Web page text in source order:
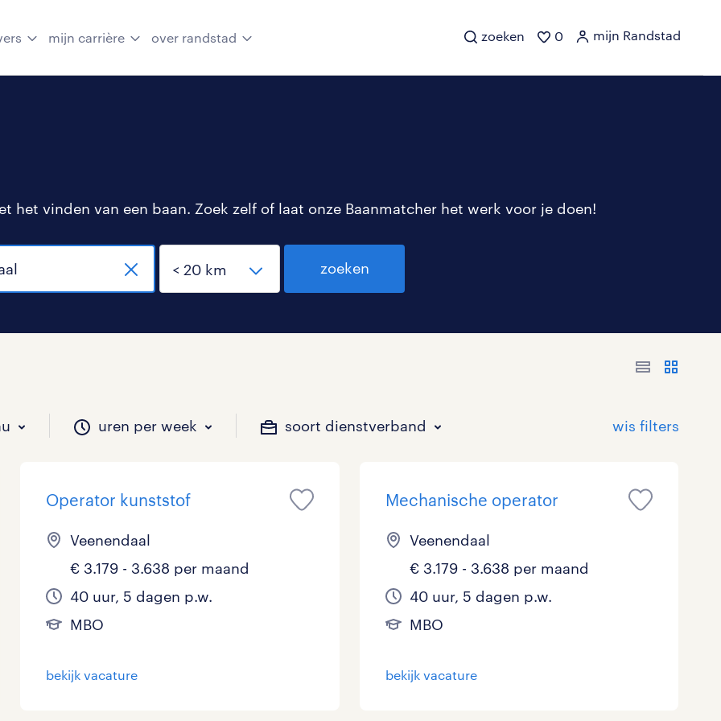
mijn carrière over randstad zoeken 0 mijn Randstad
het vinden van een baan. Zoek zelf of laat onze Baanmatcher het werk voor je doen!
zoeken
uren per week soort dienstverband
je werken?
Beveiliging Bouw
Chauffeurs Commercieel / Verkoop
Financieel Horeca / Catering
Geen 0 HAVO/VWO 0
LBO, MAVO, VMBO MBO
Master Ondersteunend onderwijs
je werken?
9 - 16 uur 0 17 - 24 uur 0
33 - 36 uur 37 - 40+ uur
zou jij willen?
Tijdelijk 0 Tijdelijk met uitzicht op vast 4
Operator kunststof
Veenendaal
€ 3.179 - 3.638 per maand
40 uur, 5 dagen p.w.
MBO
bekijk vacature
Mechanische operator
Veenendaal
€ 3.179 - 3.638 per maand
40 uur, 5 dagen p.w.
MBO
bekijk vacature